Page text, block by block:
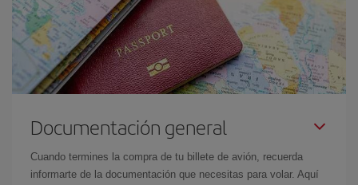
Documentación general
Cuando termines la compra de tu billete de avión, recuerda
informarte de la documentación que necesitas para volar. Aquí